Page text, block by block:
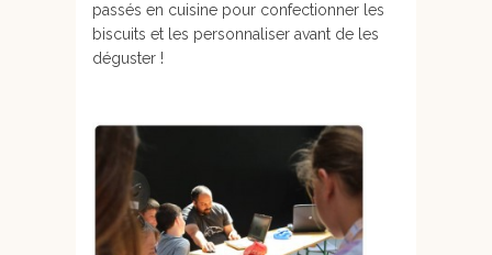
passés en cuisine pour confectionner les
biscuits et les personnaliser avant de les
déguster !